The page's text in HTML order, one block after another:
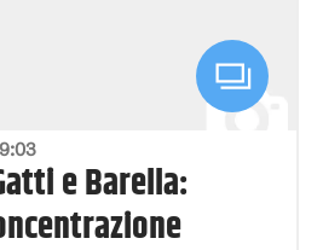
e Barella: